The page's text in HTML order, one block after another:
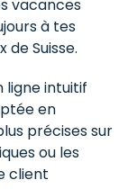
vacances
à tes
Suisse.
ligne intuitif
en
précises sur
ou les
client